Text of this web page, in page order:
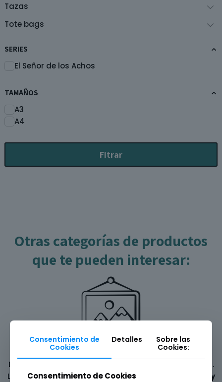
Tazas
Tote bags
SERIES
El Señor de los Achos
TAMAÑOS
A3
A4
Fitrar
Otras categorías de productos
que te pueden interesar:
Láminas ilustradas
Decora tus paredes con una
.
Láminas A4, A5 y A6 inspiradas en
paisajes, fiestas y
Consentimiento de
Cookies
Detalles
Sobre las
Cookies:
Consentimiento de Cookies